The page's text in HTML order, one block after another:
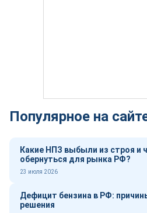
Популярное на
Какие НПЗ выбыли из строя и
обернуться для рынка РФ?
23 июля 2026
Дефицит бензина в РФ:
решения